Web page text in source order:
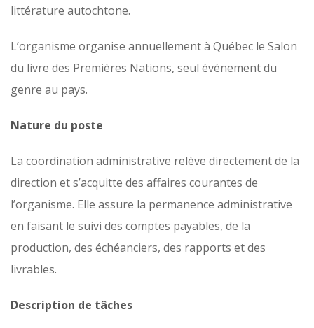
littérature autochtone.
L’organisme organise annuellement à Québec le Salon
du livre des Premières Nations, seul événement du
genre au pays.
Nature du poste
La coordination administrative relève directement de la
direction et s’acquitte des affaires courantes de
l’organisme. Elle assure la permanence administrative
en faisant le suivi des comptes payables, de la
production, des échéanciers, des rapports et des
livrables.
Description de tâches